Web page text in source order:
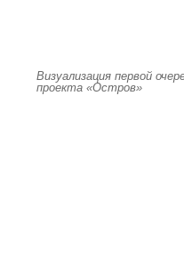
Визуализация первой
проекта «Остров»